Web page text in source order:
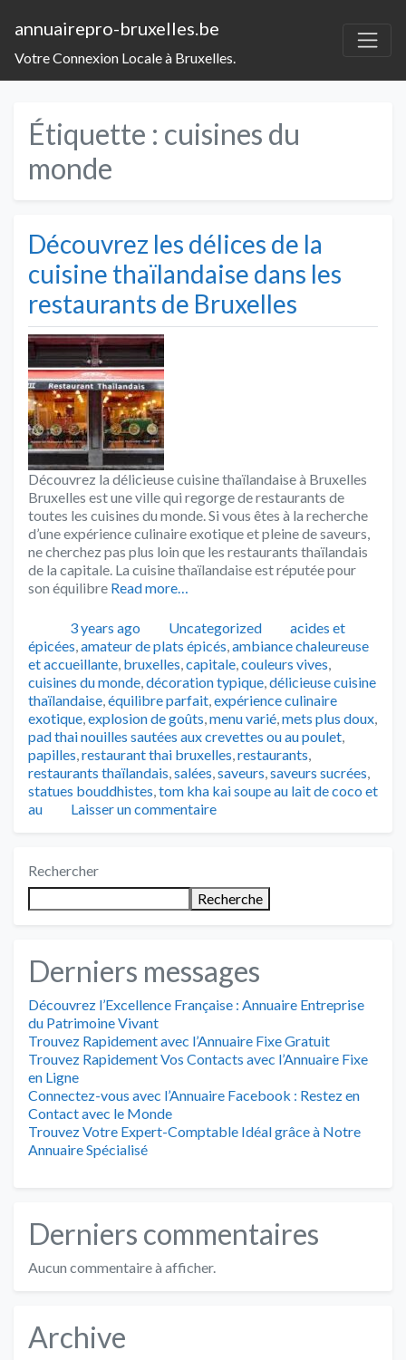
annuairepro-bruxelles.be
Votre Connexion Locale à Bruxelles.
Étiquette : cuisines du
monde
Découvrez les délices de la
cuisine thaïlandaise dans les
restaurants de Bruxelles
Découvrez la délicieuse cuisine thaïlandaise à Bruxelles
Bruxelles est une ville qui regorge de restaurants de
toutes les cuisines du monde. Si vous êtes à la recherche
d’une expérience culinaire exotique et pleine de saveurs,
ne cherchez pas plus loin que les restaurants thaïlandais
de la capitale. La cuisine thaïlandaise est réputée pour
son équilibre Read more…
Publié3 years ago Catégories
Uncategorized Tags
acides et
épicées,amateur de plats épicés,ambiance chaleureuse
et accueillante, bruxelles,capitale,couleurs vives,
cuisines du monde,décoration typique,délicieuse cuisine
thaïlandaise,équilibre parfait,expérience culinaire
exotique,explosion de goûts,menu varié,mets plus doux,
pad thai nouilles sautées aux crevettes ou au poulet,
papilles,restaurant thai bruxelles,restaurants,
restaurants thaïlandais,salées,saveurs,saveurs sucrées,
statues bouddhistes,tom kha kai soupe au lait de coco et
au
Laisser un commentaire
Rechercher
Recherche
Derniers messages
Découvrez l’Excellence Française : Annuaire Entreprise
du Patrimoine Vivant
Trouvez Rapidement avec l’Annuaire Fixe Gratuit
Trouvez Rapidement Vos Contacts avec l’Annuaire Fixe
en Ligne
Connectez-vous avec l’Annuaire Facebook : Restez en
Contact avec le Monde
Trouvez Votre Expert-Comptable Idéal grâce à Notre
Annuaire Spécialisé
Derniers commentaires
Aucun commentaire à afficher.
Archive